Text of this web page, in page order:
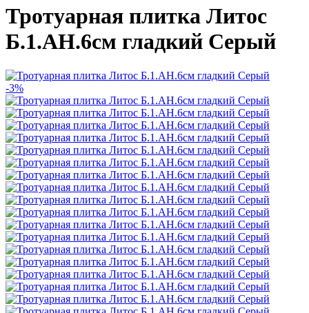
Тротуарная плитка Литос
Б.1.АН.6см гладкий Серый
-3%